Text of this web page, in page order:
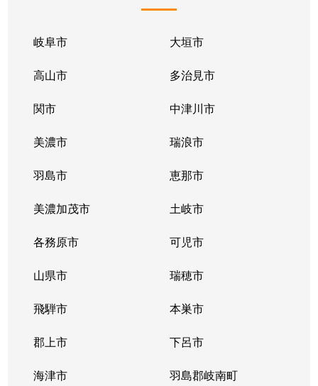
岐阜市 大垣市
高山市 多治見市
関市 中津川市
美濃市 瑞浪市
羽島市 恵那市
美濃加茂市 土岐市
各務原市 可児市
山県市 瑞穂市
飛騨市 本巣市
郡上市 下呂市
海津市 羽島郡岐南町